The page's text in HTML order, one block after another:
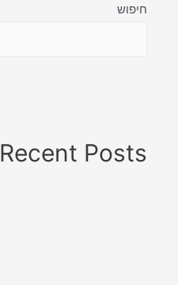
חיפוש
Recent Posts